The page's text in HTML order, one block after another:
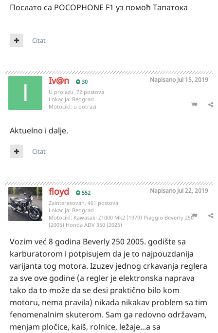
Послато са POCOPHONE F1 уз помоћ Тапатока
Citat
Iv@n 30 Napisano Jul 15, 2019
U prolazu, 72 postova
Lokacija: Beograd
Motocikl: u potrazi
Aktuelno i dalje.
Citat
floyd 552 Napisano Jul 22, 2019
Zainteresovan, 461 postova
Lokacija: Beograd
Motocikl: Kawasaki Z1000 Mk2 (1979) Piaggio Beverly 250
(2005) Honda ADV 350 (2025)
Vozim već 8 godina Beverly 250 2005. godište sa
karburatorom i potpisujem da je to najpouzdanija
varijanta tog motora. Izuzev jednog crkavanja reglera
za sve ove godine (a regler je elektronska naprava
tako da to može da se desi praktično bilo kom
motoru, nema pravila) nikada nikakav problem sa tim
fenomenalnim skuterom. Sam ga redovno održavam,
menjam pločice, kaiš, rolnice, ležaje...a sa